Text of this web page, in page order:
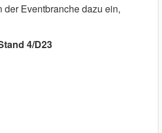
Eventbranche dazu ein,
4/D23